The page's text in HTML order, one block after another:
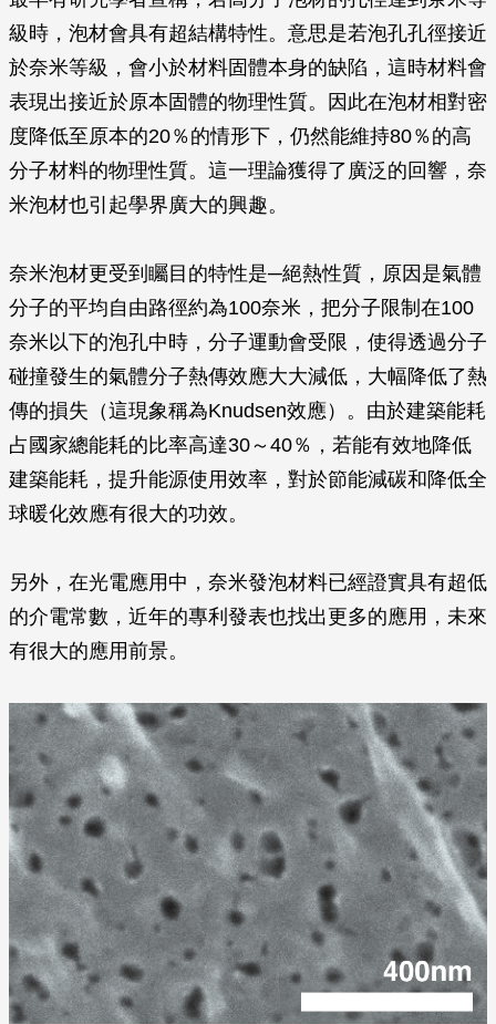
級時，泡材會具有超結構特性。意思是若泡孔孔徑接近
於奈米等級，會小於材料固體本身的缺陷，這時材料會
表現出接近於原本固體的物理性質。因此在泡材相對密
度降低至原本的20％的情形下，仍然能維持80％的高
分子材料的物理性質。這一理論獲得了廣泛的回響，奈
米泡材也引起學界廣大的興趣。
奈米泡材更受到矚目的特性是─絕熱性質，原因是氣體
分子的平均自由路徑約為100奈米，把分子限制在100
奈米以下的泡孔中時，分子運動會受限，使得透過分子
碰撞發生的氣體分子熱傳效應大大減低，大幅降低了熱
傳的損失（這現象稱為Knudsen效應）。由於建築能耗
占國家總能耗的比率高達30～40％，若能有效地降低
建築能耗，提升能源使用效率，對於節能減碳和降低全
球暖化效應有很大的功效。
另外，在光電應用中，奈米發泡材料已經證實具有超低
的介電常數，近年的專利發表也找出更多的應用，未來
有很大的應用前景。